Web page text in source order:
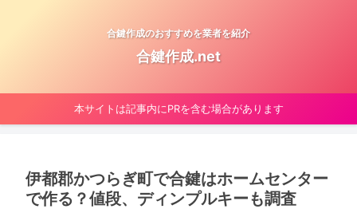
合鍵作成のおすすめを業者を紹介
合鍵作成.net
本サイトは記事内にPRを含む場合があります
伊都郡かつらぎ町で合鍵はホームセンター
で作る？値段、ディンプルキーも調査